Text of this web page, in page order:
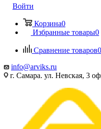
Войти
Корзина0
Избранные товары0
Сравнение товаров0
info@arviks.ru
г. Самара. ул. Невская, 3